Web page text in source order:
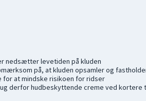
nedsætter levetiden på kluden
på, at kluden opsamler og
for at mindske risikoen for ridser
derfor hudbeskyttende creme ved